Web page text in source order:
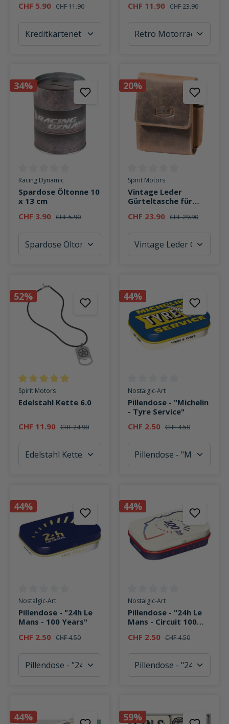
CHF 5.90 CHF 11.90
CHF 11.90 CHF 23.90
34%
Durchschnittliche Bewertung von 0 von 5 Sternen
Racing Dynamic
Spardose Öltonne 10
x 13 cm
CHF 3.90 CHF 5.90
20%
Durchschnittliche Bewertung
Spirit Motors
Vintage Leder
Gürteltasche für
CHF 23.90 CHF 29.90
52%
Durchschnittliche Bewertung von 5 von 5 Sternen
Spirit Motors
Edelstahl Kette 6.0
CHF 11.90 CHF 24.90
44%
Durchschnittliche Bewertung
Nostalgic-Art
Pillendose - "Michelin
- Tyre Service"
CHF 2.50 CHF 4.50
44%
Durchschnittliche Bewertung von 0 von 5 Sternen
Nostalgic-Art
Pillendose - "24h Le
Mans - 100 Years"
CHF 2.50 CHF 4.50
44%
Durchschnittliche Bewertung
Nostalgic-Art
Pillendose - "24h Le
Mans - Circuit 100
CHF 2.50 CHF 4.50
44% 59%